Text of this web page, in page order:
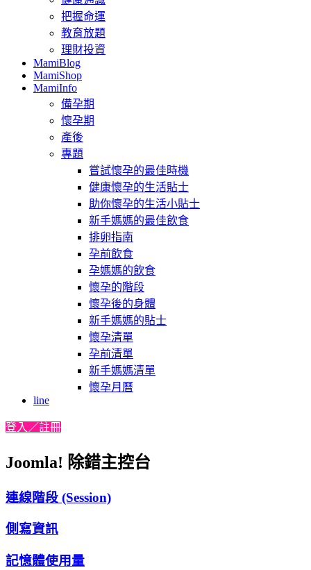
把握命運
教育放題
理財投資
MamiBlog
MamiShop
MamiInfo
備孕期
懷孕期
產後
專題
嘗試懷孕的最佳時機
健康懷孕的生活貼士
助你懷孕的生活小貼士
新手媽媽的最佳飲食
排卵指南
孕前飲食
孕媽媽的飲食
懷孕的階段
懷孕後的身體
新手媽媽的貼士
懷孕清單
孕前清單
新手媽媽清單
懷孕月曆
line
登入／註冊
Joomla! 除錯主控台
連線階段 (Session)
側寫資訊
記憶體使用量